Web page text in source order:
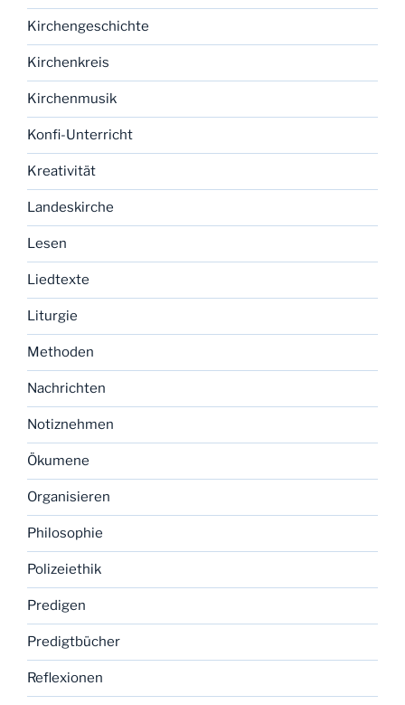
Kirchengeschichte
Kirchenkreis
Kirchenmusik
Konfi-Unterricht
Kreativität
Landeskirche
Lesen
Liedtexte
Liturgie
Methoden
Nachrichten
Notiznehmen
Ökumene
Organisieren
Philosophie
Polizeiethik
Predigen
Predigtbücher
Reflexionen